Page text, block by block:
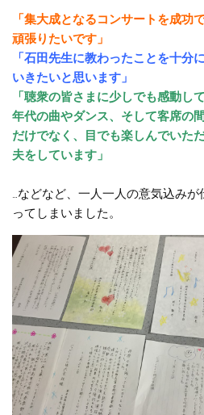
「集大成となるコンサートを成功
頑張りたいです」
「石田先生に教わったことを十分
いきたいと思います」
「聴衆の皆さまに少しでも感動し
年代の曲やダンス、そして客席の
だけでなく、目でも楽しんでいた
夫をしています」
…などなど、一人一人の意気込み
ってしまいました。